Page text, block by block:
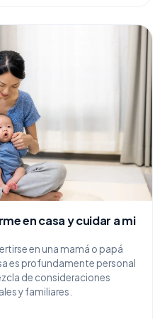
en casa y cuidar a mi
en una mamá o papá
es profundamente personal
de consideraciones
y familiares.